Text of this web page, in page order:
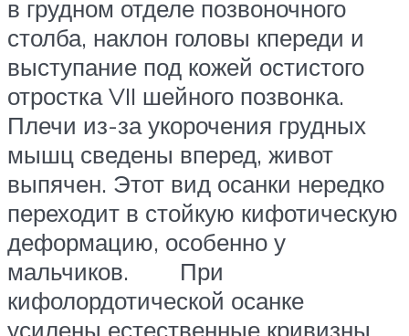
в грудном отделе позвоночного
столба, наклон головы кпереди и
выступание под кожей остистого
отростка VII шейного позвонка.
Плечи из-за укорочения грудных
мышц сведены вперед, живот
выпячен. Этот вид осанки нередко
переходит в стойкую кифотическую
деформацию, особенно у
мальчиков. При
кифолордотической осанке
усилены естественные кривизны